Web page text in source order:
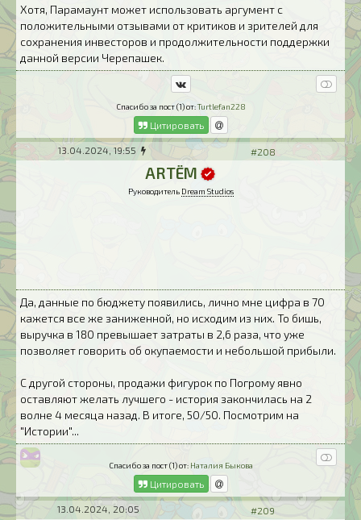
Хотя, Парамаунт может использовать аргумент с
положительными отзывами от критиков и зрителей для
сохранения инвесторов и продолжительности поддержки
данной версии Черепашек.
Спасибо за пост (1) от: Turtlefan228
Цитировать
13.04.2024, 19:55 #208
ARTЁM
Руководитель Dream Studios
Да, данные по бюджету появились, лично мне цифра в 70
кажется все же заниженной, но исходим из них. То бишь,
выручка в 180 превышает затраты в 2,6 раза, что уже
позволяет говорить об окупаемости и небольшой прибыли.
С другой стороны, продажи фигурок по Погрому явно
оставляют желать лучшего - история закончилась на 2
волне 4 месяца назад. В итоге, 50/50. Посмотрим на
"Истории"...
Спасибо за пост (1) от: Наталия Быкова
Цитировать
13.04.2024, 20:05 #209